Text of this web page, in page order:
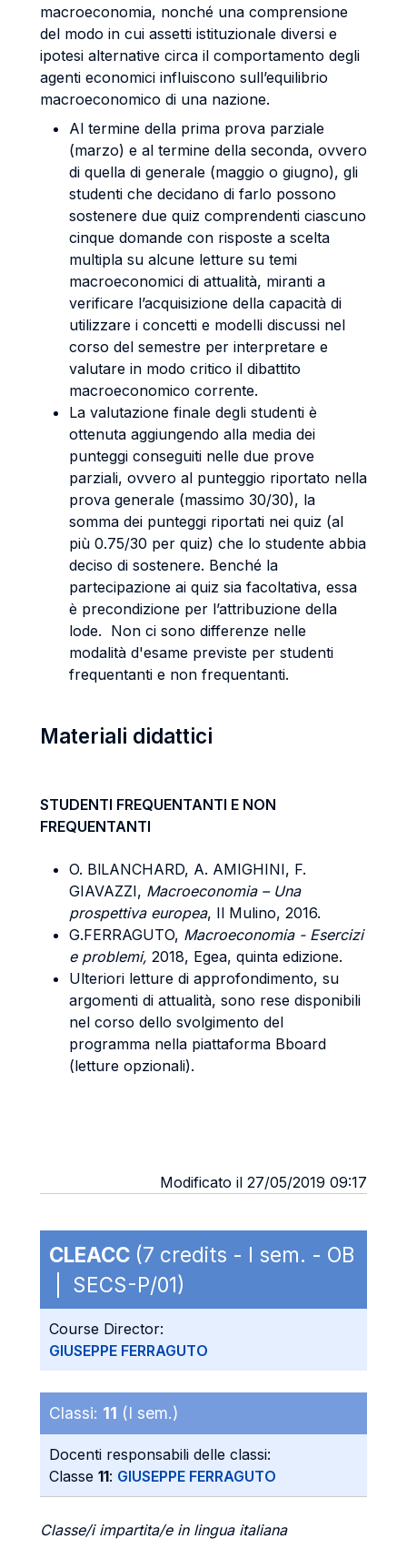
macroeconomia, nonché una comprensione
del modo in cui assetti istituzionale diversi e
ipotesi alternative circa il comportamento degli
agenti economici influiscono sull’equilibrio
macroeconomico di una nazione.
Al termine della prima prova parziale
(marzo) e al termine della seconda, ovvero
di quella di generale (maggio o giugno), gli
studenti che decidano di farlo possono
sostenere due quiz comprendenti ciascuno
cinque domande con risposte a scelta
multipla su alcune letture su temi
macroeconomici di attualità, miranti a
verificare l’acquisizione della capacità di
utilizzare i concetti e modelli discussi nel
corso del semestre per interpretare e
valutare in modo critico il dibattito
macroeconomico corrente.
La valutazione finale degli studenti è
ottenuta aggiungendo alla media dei
punteggi conseguiti nelle due prove
parziali, ovvero al punteggio riportato nella
prova generale (massimo 30/30), la
somma dei punteggi riportati nei quiz (al
più 0.75/30 per quiz) che lo studente abbia
deciso di sostenere. Benché la
partecipazione ai quiz sia facoltativa, essa
è precondizione per l’attribuzione della
lode. Non ci sono differenze nelle
modalità d'esame previste per studenti
frequentanti e non frequentanti.
Materiali didattici
STUDENTI FREQUENTANTI E NON
FREQUENTANTI
O. BlLANCHARD, A. AMIGHINI, F.
GIAVAZZI, Macroeconomia – Una
prospettiva europea, Il Mulino, 2016.
G.FERRAGUTO, Macroeconomia - Esercizi
e problemi, 2018, Egea, quinta edizione.
Ulteriori letture di approfondimento, su
argomenti di attualità, sono rese disponibili
nel corso dello svolgimento del
programma nella piattaforma Bboard
(letture opzionali).
Modificato il 27/05/2019 09:17
CLEACC (7 credits - I sem. - OB
| SECS-P/01)
Course Director:
GIUSEPPE FERRAGUTO
Classi: 11 (I sem.)
Docenti responsabili delle classi:
Classe 11: GIUSEPPE FERRAGUTO
Classe/i impartita/e in lingua italiana